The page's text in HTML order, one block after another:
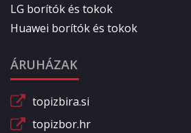
LG borítók és tokok
Huawei borítók és tokok
ÁRUHÁZAK
topizbira.si
topizbor.hr